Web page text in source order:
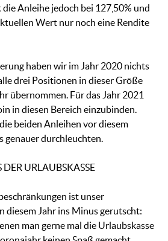
Anleihe jedoch bei 127,50% und
Wert nur noch eine Rendite
haben wir im Jahr 2020 nichts
drei Positionen in dieser Größe
übernommen. Für das Jahr 2021
in diesen Bereich einzubinden.
beiden Anleihen vor diesem
genauer durchleuchten.
URLAUBSKASSE
ist unser
diesem Jahr ins Minus gerutscht:
man gerne mal die Urlaubskasse